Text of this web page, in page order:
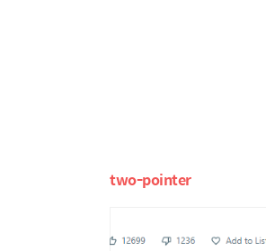
two-pointer